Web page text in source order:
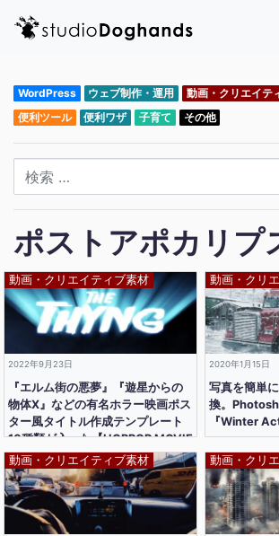
WordPress ウェブ制作・運用
動画・クリエイテ
便利ツール
便利ワザ 子育て その他
検索
ポストアポカリプ
動画・クリエイティブ素材
2022年9月23日
『エルム街の悪夢』『遊星からの
物体X』などの有名ホラー映画ポス
ター風タイトル作成テンプレート
10種類が入った【HORROR MOVIE
TITLES – Vol.3】
動画・クリ
2020年1月15日
写真を簡単
換。
『Winter
動画・クリエイティブ素材 動画・クリ